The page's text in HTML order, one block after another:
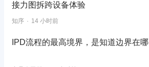
接力图拆跨设备体验
知序 14 小时前
IPD流程的最高境界，是知道边界在哪